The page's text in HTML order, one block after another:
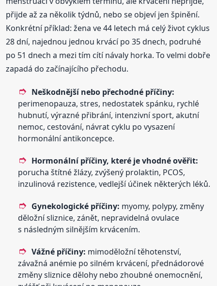
přijde až za několik týdnů, nebo se objeví jen špinění.
Konkrétní příklad: žena ve 44 letech má celý život cyklus
28 dní, najednou jednou krvácí po 35 dnech, podruhé
po 51 dnech a mezi tím cítí návaly horka. To velmi dobře
zapadá do začínajícího přechodu.
Neškodnější nebo přechodné příčiny:
perimenopauza, stres, nedostatek spánku, rychlé
hubnutí, výrazné přibrání, intenzivní sport, akutní
nemoc, cestování, návrat cyklu po vysazení
hormonální antikoncepce.
Hormonální příčiny, které je vhodné ověřit:
porucha štítné žlázy, zvýšený prolaktin, PCOS,
inzulinová rezistence, vedlejší účinek některých léků.
Gynekologické příčiny: myomy, polypy, změny
děložní sliznice, zánět, nepravidelná ovulace
s následným silnějším krvácením.
Vážné příčiny: mimoděložní těhotenství,
závažná anémie po silném krvácení, přednádorové
změny sliznice dělohy nebo zhoubné onemocnění,